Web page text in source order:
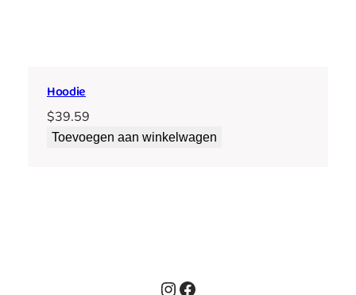
Hoodie
$39.59
Toevoegen aan winkelwagen
Instagram
Facebook